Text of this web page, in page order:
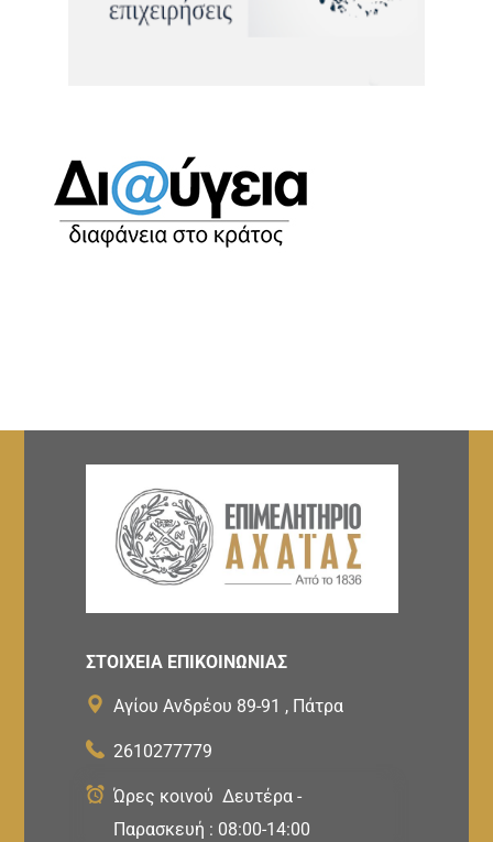
ΣΤΟΙΧΕΙΑ ΕΠΙΚΟΙΝΩΝΙΑΣ
Αγίου Ανδρέου 89-91 , Πάτρα
2610277779
Ώρες κοινού Δευτέρα -
Παρασκευή : 08:00-14:00